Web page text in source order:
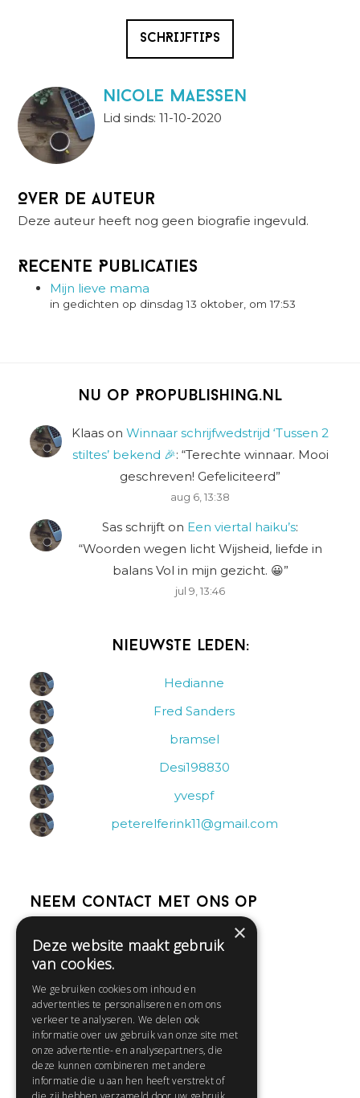
SCHRIJFTIPS
Nicole Maessen
Lid sinds: 11-10-2020
Over de auteur
Deze auteur heeft nog geen biografie ingevuld.
Recente Publicaties
Mijn lieve mama
in gedichten op dinsdag 13 oktober, om 17:53
Nu op Propublishing.nl
Klaas on Winnaar schrijfwedstrijd ‘Tussen 2
stiltes’ bekend 🎉: “Terechte winnaar. Mooi
geschreven! Gefeliciteerd”
aug 6, 13:38
Sas schrijft on Een viertal haiku’s:
“Woorden wegen licht Wijsheid, liefde in
balans Vol in mijn gezicht. 😀”
jul 9, 13:46
Nieuwste leden:
Hedianne
Fred Sanders
bramsel
Desi198830
yvespf
peterelferink11@gmail.com
Neem contact met ons op
Help
Contact
Huisregels
Snel naar:
×
Deze website maakt gebruik
van cookies.
We gebruiken cookies om inhoud en
advertenties te personaliseren en om ons
verkeer te analyseren. We delen ook
informatie over uw gebruik van onze site met
onze advertentie- en analysepartners, die
deze kunnen combineren met andere
informatie die u aan hen heeft verstrekt of